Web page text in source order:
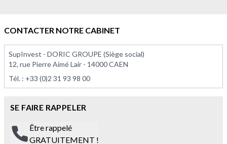
À PARTIR DE 186 208,00 €
CONTACTER NOTRE CABINET
SupInvest - DORIC GROUPE (Siège social)
12, rue Pierre Aimé Lair - 14000 CAEN
Tél. : +33 (0)2 31 93 98 00
SE FAIRE RAPPELER
Être rappelé
GRATUITEMENT !